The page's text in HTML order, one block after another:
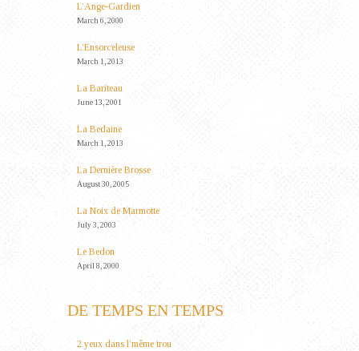
L’Ange-Gardien
March 6, 2000
L’Ensorceleuse
March 1, 2013
La Bariteau
June 13, 2001
La Bedaine
March 1, 2013
La Dernière Brosse
August 30, 2005
La Noix de Marmotte
July 3, 2003
Le Bedon
April 8, 2000
DE TEMPS EN TEMPS
2 yeux dans l’même trou